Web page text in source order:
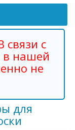
с
в нашей
не
для